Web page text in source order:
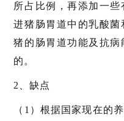
所占比例，再添加一
进猪肠胃道中的乳酸
猪的肠胃道功能及抗病
的。
2、缺点
（1）根据国家现在的